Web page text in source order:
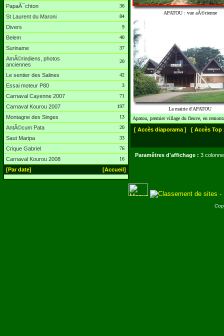
PapaÃ¯chton 36
St Laurent du Maroni 84
Divers 9
Belem 40
Suriname 37
AmÃ©rindiens, photos
anciennes
20
Le sentier des Salines 42
Essai moteur P80 3
Carnaval Cayenne 2007 71
Carnaval Kourou 2007 197
Montagne des Singes 13
AntÃ©cum Pata 20
Saut Maripa 33
Crique Gabriel 76
Carnaval Kourou 2008 16
[Par date] [Accueil]
APATOU : vue aÃ©rienne
La mairie d'APATOU
Apatou, premier village du fleuve, en
[ Accès diaporama ] [ Accès Top
Paramêtres d'affichage : 3